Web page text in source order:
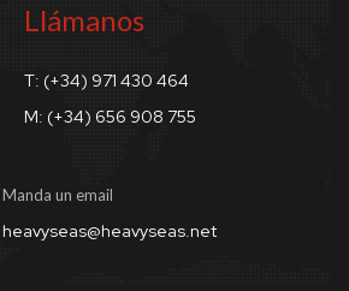
Llámanos
T: (+34) 971 430 464
M: (+34) 656 908 755
Manda un email
heavyseas@heavyseas.net